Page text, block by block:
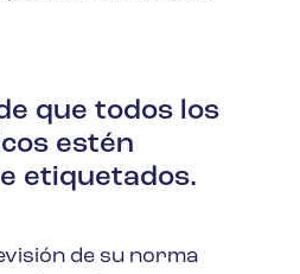
que todos los
estén
etiquetados.
de su norma